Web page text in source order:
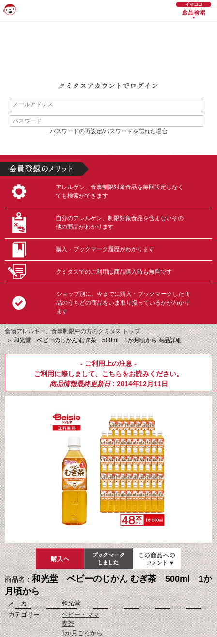
パスワードの再設定/パスワードを忘れた場合
アレルゲン、食事制限対象食品を毎回設定しなく
ても検索ができます
自分のアレルゲン、制限対象食品を含まないその
他の商品がわかります
購入・ブックマーク履歴がわかります
クミタスでのご利用は商品購入時も無料です
ショップ別に、今までに購入・ブックマークした商
品のうちどの商品をいま取り扱っているかがわかり
ます
食物アレルギー、食事制限中の方のクミタス トップ
＞和光堂 ベビーのじかん むぎ茶 500ml 1か月頃から 商品詳細
- ご利用上の注意 -
ご利用に際しまして、 こちらをお読みください。
商品情報最終更新日: 2014年12月11日
商品名：和光堂 ベビーのじかん むぎ茶 500ml 1か
月頃から
メーカー
和光堂
カテゴリー
ベビー・ママ
麦茶
1か月ごろから